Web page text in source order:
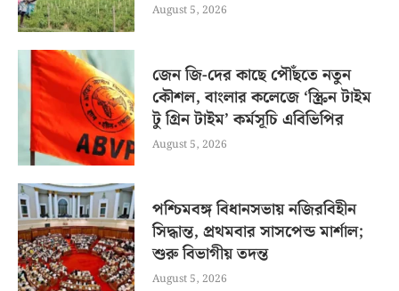
August 5, 2026
জেন জি-দের কাছে পৌঁছতে নতুন
কৌশল, বাংলার কলেজে ‘স্ক্রিন টাইম
টু গ্রিন টাইম’ কর্মসূচি এবিভিপির
August 5, 2026
পশ্চিমবঙ্গ বিধানসভায় নজিরবিহীন
সিদ্ধান্ত, প্রথমবার সাসপেন্ড মার্শাল;
শুরু বিভাগীয় তদন্ত
August 5, 2026